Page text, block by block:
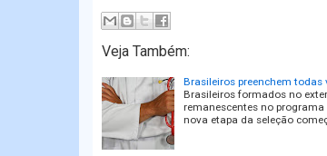
Veja Também:
Brasileiros preenchem
Brasileiros formados no
remanescentes no
nova etapa da seleção